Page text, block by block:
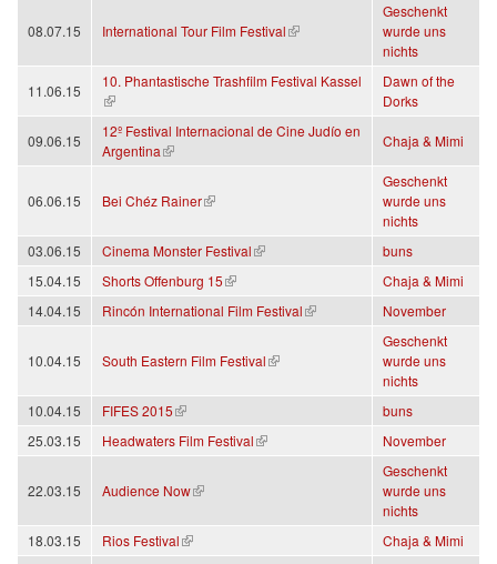
08.07.15 International Tour Film Festival
(link is external)
Geschenkt
wurde uns
nichts
11.06.15
10. Phantastische Trashfilm Festival Kassel
(link is external)
Dawn of the
Dorks
09.06.15
12º Festival Internacional de Cine Judío en
Argentina
(link is external)
Chaja & Mimi
06.06.15 Bei Chéz Rainer
(link is external)
Geschenkt
wurde uns
nichts
03.06.15
Cinema Monster Festival
(link is external)
buns
15.04.15
Shorts Offenburg 15
(link is external)
Chaja & Mimi
14.04.15
Rincón International Film Festival
(link is external) November
10.04.15 South Eastern Film Festival
(link is external)
Geschenkt
wurde uns
nichts
10.04.15
FIFES 2015
(link is external)
buns
25.03.15
Headwaters Film Festival
(link is external) November
22.03.15 Audience Now
(link is external)
Geschenkt
wurde uns
nichts
18.03.15
Rios Festival
(link is external)
Chaja & Mimi